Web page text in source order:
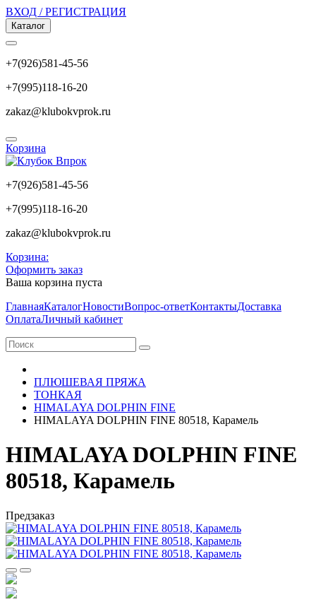
ВХОД / РЕГИСТРАЦИЯ
Каталог
+7(926)581-45-56
+7(995)118-16-20
zakaz@klubokvprok.ru
Корзина
+7(926)581-45-56
+7(995)118-16-20
zakaz@klubokvprok.ru
Корзина:
Оформить заказ
Ваша корзина пуста
ГлавнаяКаталогНовостиВопрос-ответКонтактыДоставка
ОплатаЛичный кабинет
ПЛЮШЕВАЯ ПРЯЖА
ТОНКАЯ
HIMALAYA DOLPHIN FINE
HIMALAYA DOLPHIN FINE 80518, Карамель
HIMALAYA DOLPHIN FINE
80518, Карамель
Предзаказ